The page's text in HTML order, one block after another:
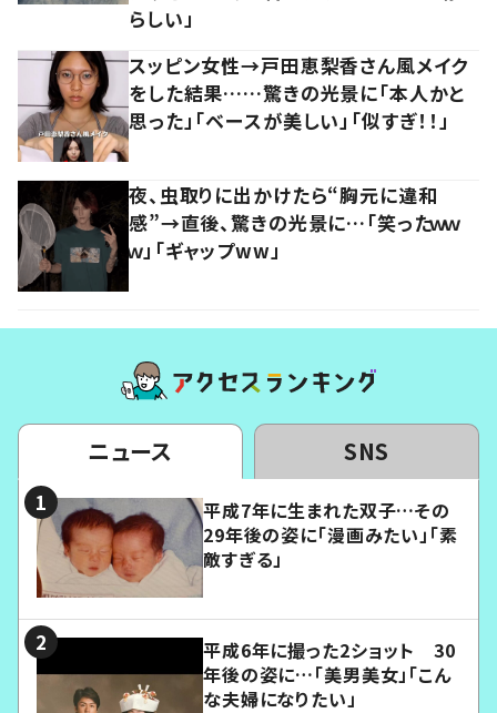
らしい」
スッピン女性→戸田恵梨香さん風メイク
をした結果……驚きの光景に「本人かと
思った」「ベースが美しい」「似すぎ！！」
夜、虫取りに出かけたら“胸元に違和
感”→直後、驚きの光景に…「笑ったｗｗ
ｗ」「ギャップww」
ニュース SNS
平成7年に生まれた双子…その
29年後の姿に「漫画みたい」「素
敵すぎる」
平成6年に撮った2ショット 30
年後の姿に…「美男美女」「こん
な夫婦になりたい」